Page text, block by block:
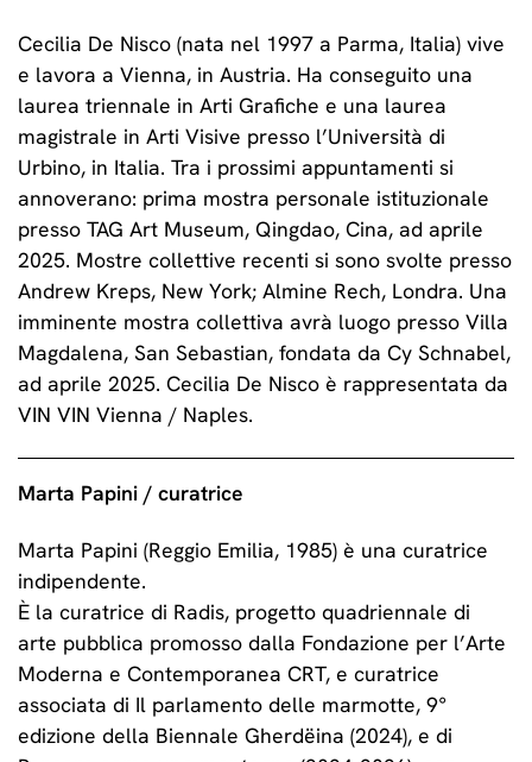
Cecilia De Nisco (nata nel 1997 a Parma, Italia) vive
e lavora a Vienna, in Austria. Ha conseguito una
laurea triennale in Arti Grafiche e una laurea
magistrale in Arti Visive presso l’Università di
Urbino, in Italia. Tra i prossimi appuntamenti si
annoverano: prima mostra personale istituzionale
presso TAG Art Museum, Qingdao, Cina, ad aprile
2025. Mostre collettive recenti si sono svolte presso
Andrew Kreps, New York; Almine Rech, Londra. Una
imminente mostra collettiva avrà luogo presso Villa
Magdalena, San Sebastian, fondata da Cy Schnabel,
ad aprile 2025. Cecilia De Nisco è rappresentata da
VIN VIN Vienna / Naples.
Marta Papini / curatrice
Marta Papini (Reggio Emilia, 1985) è una curatrice
indipendente.
È la curatrice di Radis, progetto quadriennale di
arte pubblica promosso dalla Fondazione per l’Arte
Moderna e Contemporanea CRT, e curatrice
associata di Il parlamento delle marmotte, 9°
edizione della Biennale Gherdëina (2024), e di